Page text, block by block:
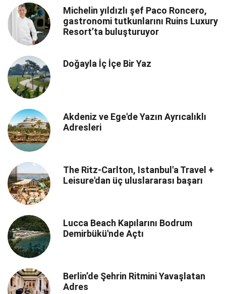
Michelin yıldızlı şef Paco Roncero,
gastronomi tutkunlarını Ruins Luxury
Resort’ta buluşturuyor
Doğayla İç İçe Bir Yaz
Akdeniz ve Ege'de Yazın Ayrıcalıklı
Adresleri
The Ritz-Carlton, Istanbul'a Travel +
Leisure'dan üç uluslararası başarı
Lucca Beach Kapılarını Bodrum
Demirbükü'nde Açtı
Berlin’de Şehrin Ritmini Yavaşlatan
Adres